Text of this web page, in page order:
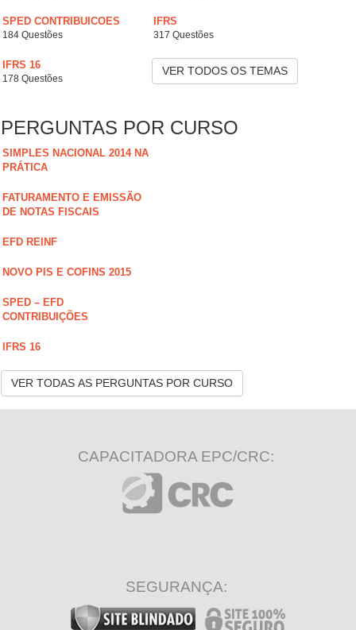
SPED CONTRIBUICOES
184 Questões
IFRS
317 Questões
IFRS 16
178 Questões
VER TODOS OS TEMAS
PERGUNTAS POR CURSO
SIMPLES NACIONAL 2014 NA
PRÁTICA
FATURAMENTO E EMISSÃO
DE NOTAS FISCAIS
EFD REINF
NOVO PIS E COFINS 2015
SPED – EFD
CONTRIBUIÇÕES
IFRS 16
VER TODAS AS PERGUNTAS POR CURSO
CAPACITADORA EPC/CRC:
SEGURANÇA: